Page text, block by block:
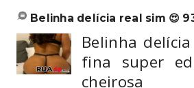
belinha delícia real sim 😍
Belinha
fina super
cheirosa